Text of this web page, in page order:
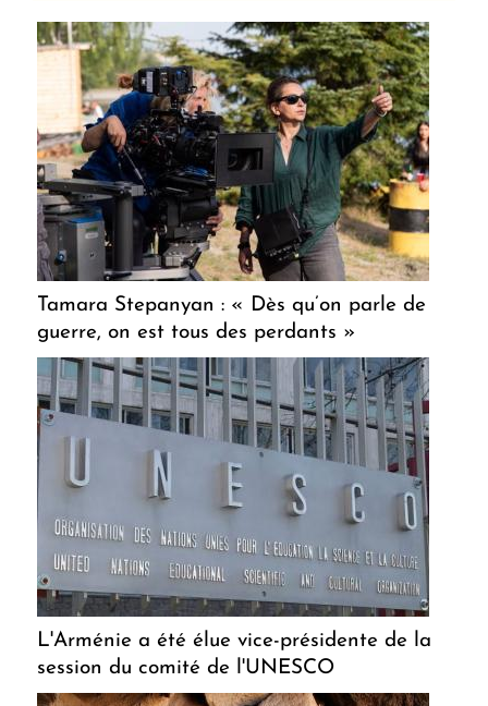
Tamara Stepanyan : « Dès qu’on parle de
guerre, on est tous des perdants »
L'Arménie a été élue vice-présidente de la
session du comité de l'UNESCO